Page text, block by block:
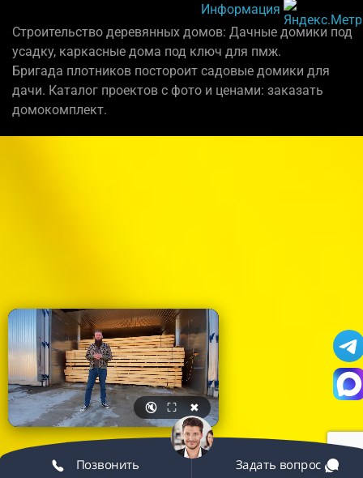
Информация
Строительство деревянных домов: Дачные домики под
усадку, каркасные дома под ключ для пмж.
Бригада плотников постороит садовые домики для
дачи. Каталог проектов с фото и ценами: заказать
домокомплект.
🔇 ⛶ ✖
Позвонить Задать вопрос